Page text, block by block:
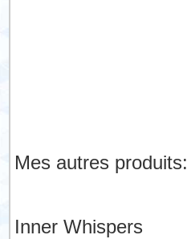
Mes autres produits:
Inner Whispers